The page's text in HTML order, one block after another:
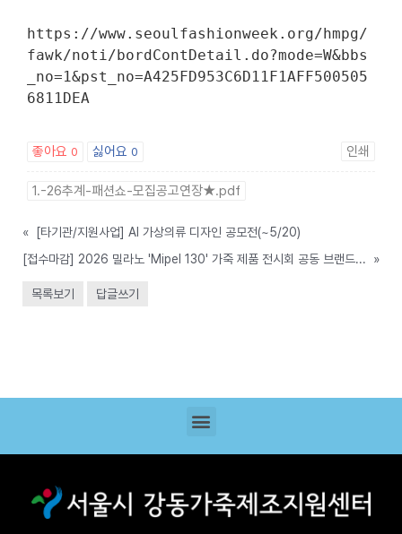
https://www.seoulfashionweek.org/hmpg/
fawk/noti/bordContDetail.do?mode=W&bbs
_no=1&pst_no=A425FD953C6D11F1AFF500505
6811DEA
좋아요 0 싫어요 0 인쇄
1.-26추계-패션쇼-모집공고연장★.pdf
«
[타기관/지원사업] AI 가상의류 디자인 공모전(~5/20)
[접수마감] 2026 밀라노 'Mipel 130' 가죽 제품 전시회 공동 브랜드관 참가사 모집 공고(~6.14)(기간 연장)
»
목록보기 답글쓰기